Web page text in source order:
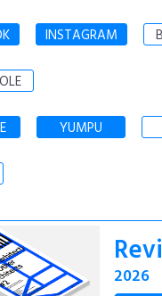
INSTAGRAM
YUMPU
2026